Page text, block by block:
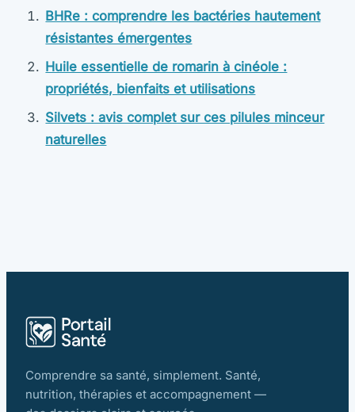
BHRe : comprendre les bactéries hautement
résistantes émergentes
Huile essentielle de romarin à cinéole :
propriétés, bienfaits et utilisations
Silvets : avis complet sur ces pilules minceur
naturelles
Comprendre sa santé, simplement. Santé,
nutrition, thérapies et accompagnement —